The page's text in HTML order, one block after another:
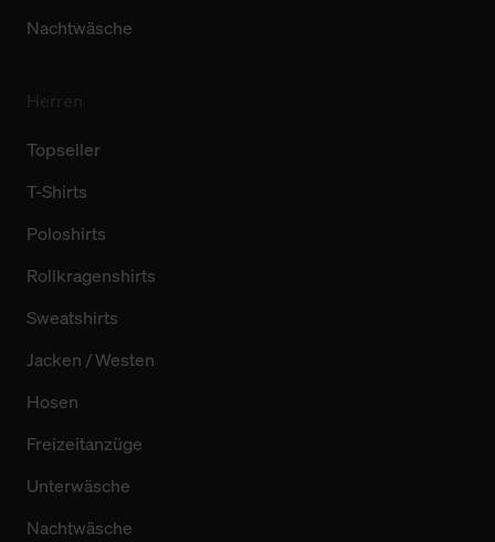
Nachtwäsche
Topseller
T-Shirts
Poloshirts
Rollkragenshirts
Sweatshirts
Jacken / Westen
Hosen
Freizeitanzüge
Unterwäsche
Nachtwäsche